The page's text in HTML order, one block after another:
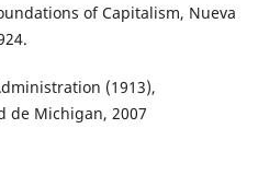
of Capitalism, Nueva
(1913),
de Michigan, 2007